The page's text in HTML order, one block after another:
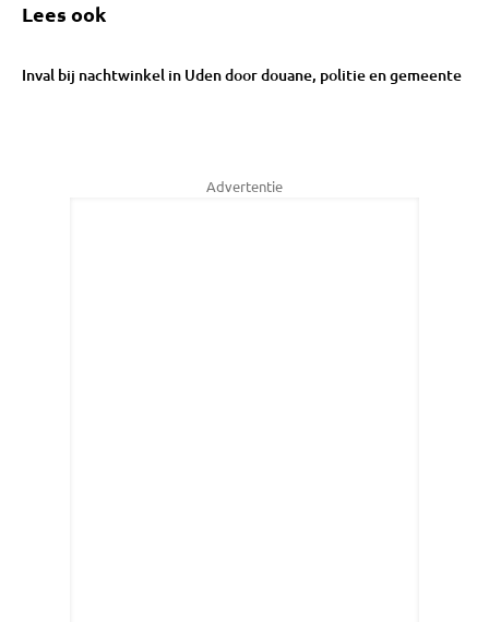
Lees ook
Inval bij nachtwinkel in Uden door douane, politie en gemeente
Advertentie